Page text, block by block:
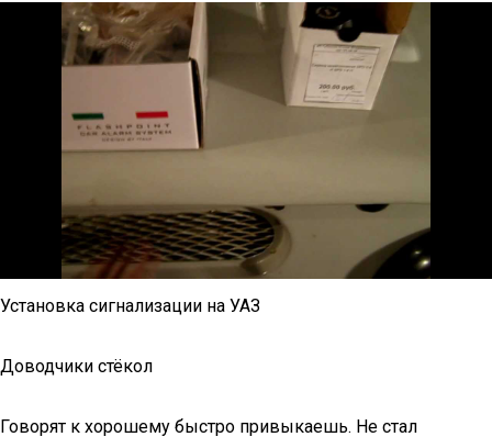
Установка сигнализации на УАЗ
Доводчики стёкол
Говорят к хорошему быстро привыкаешь. Не стал